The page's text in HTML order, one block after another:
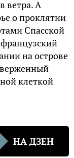
ветра. А
о проклятии
Спасской
на острове
клеткой
НА ДЗЕН